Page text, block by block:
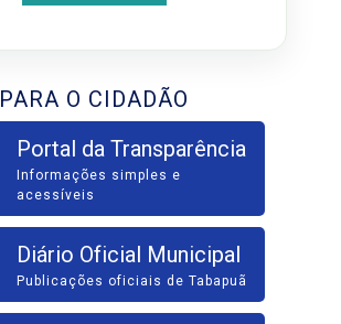
PARA O CIDADÃO
Portal da Transparência
Informações simples e
acessíveis
Diário Oficial Municipal
Publicações oficiais de Tabapuã